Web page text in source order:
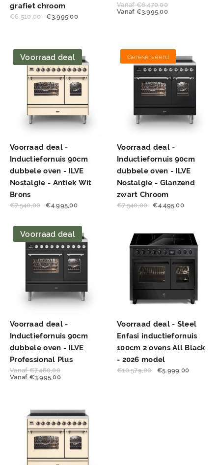
grafiet chroom
€6.510,00 €3.995,00
Vanaf€6.470,00
Vanaf €3.995,00
Voorraad deal
Voorraad deal -
Inductiefornuis 90cm
dubbele oven - ILVE
Nostalgie - Antiek Wit
Brons
€7.540,00 €4.995,00
Gereserveerd
Voorraad deal -
Inductiefornuis 90cm
dubbele oven - ILVE
Nostalgie - Glanzend
zwart Chroom
€7.540,00 €4.495,00
Voorraad deal
Voorraad deal -
Inductiefornuis 90cm
dubbele oven - ILVE
Professional Plus
Vanaf€7.460,00
Vanaf €3.995,00
Voorraad deal - Steel
Enfasi inductiefornuis
100cm 2 ovens All Black
- 2026 model
€10.579,00 €5.999,00